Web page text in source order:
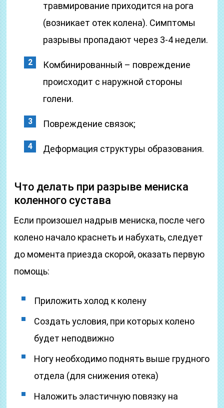
травмирование приходится на рога
(возникает отек колена). Симптомы
разрывы пропадают через 3-4 недели.
Комбинированный – повреждение
происходит с наружной стороны
голени.
Повреждение связок;
Деформация структуры образования.
Что делать при разрыве мениска
коленного сустава
Если произошел надрыв мениска, после чего
колено начало краснеть и набухать, следует
до момента приезда скорой, оказать первую
помощь:
Приложить холод к колену
Создать условия, при которых колено
будет неподвижно
Ногу необходимо поднять выше грудного
отдела (для снижения отека)
Наложить эластичную повязку на